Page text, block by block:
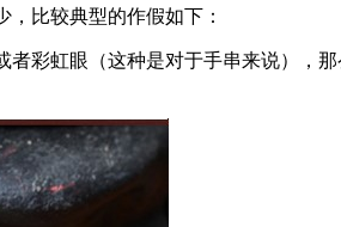
比较典型的作假如下：
彩虹眼（这种是对于手串来说），